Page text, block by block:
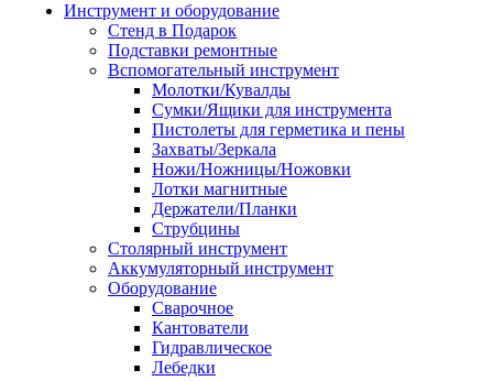
Инструмент и оборудование
Стенд в Подарок
Подставки ремонтные
Вспомогательный инструмент
Молотки/Кувалды
Сумки/Ящики для инструмента
Пистолеты для герметика и пены
Захваты/Зеркала
Ножи/Ножницы/Ножовки
Лотки магнитные
Держатели/Планки
Струбцины
Столярный инструмент
Аккумуляторный инструмент
Оборудование
Сварочное
Кантователи
Гидравлическое
Лебедки